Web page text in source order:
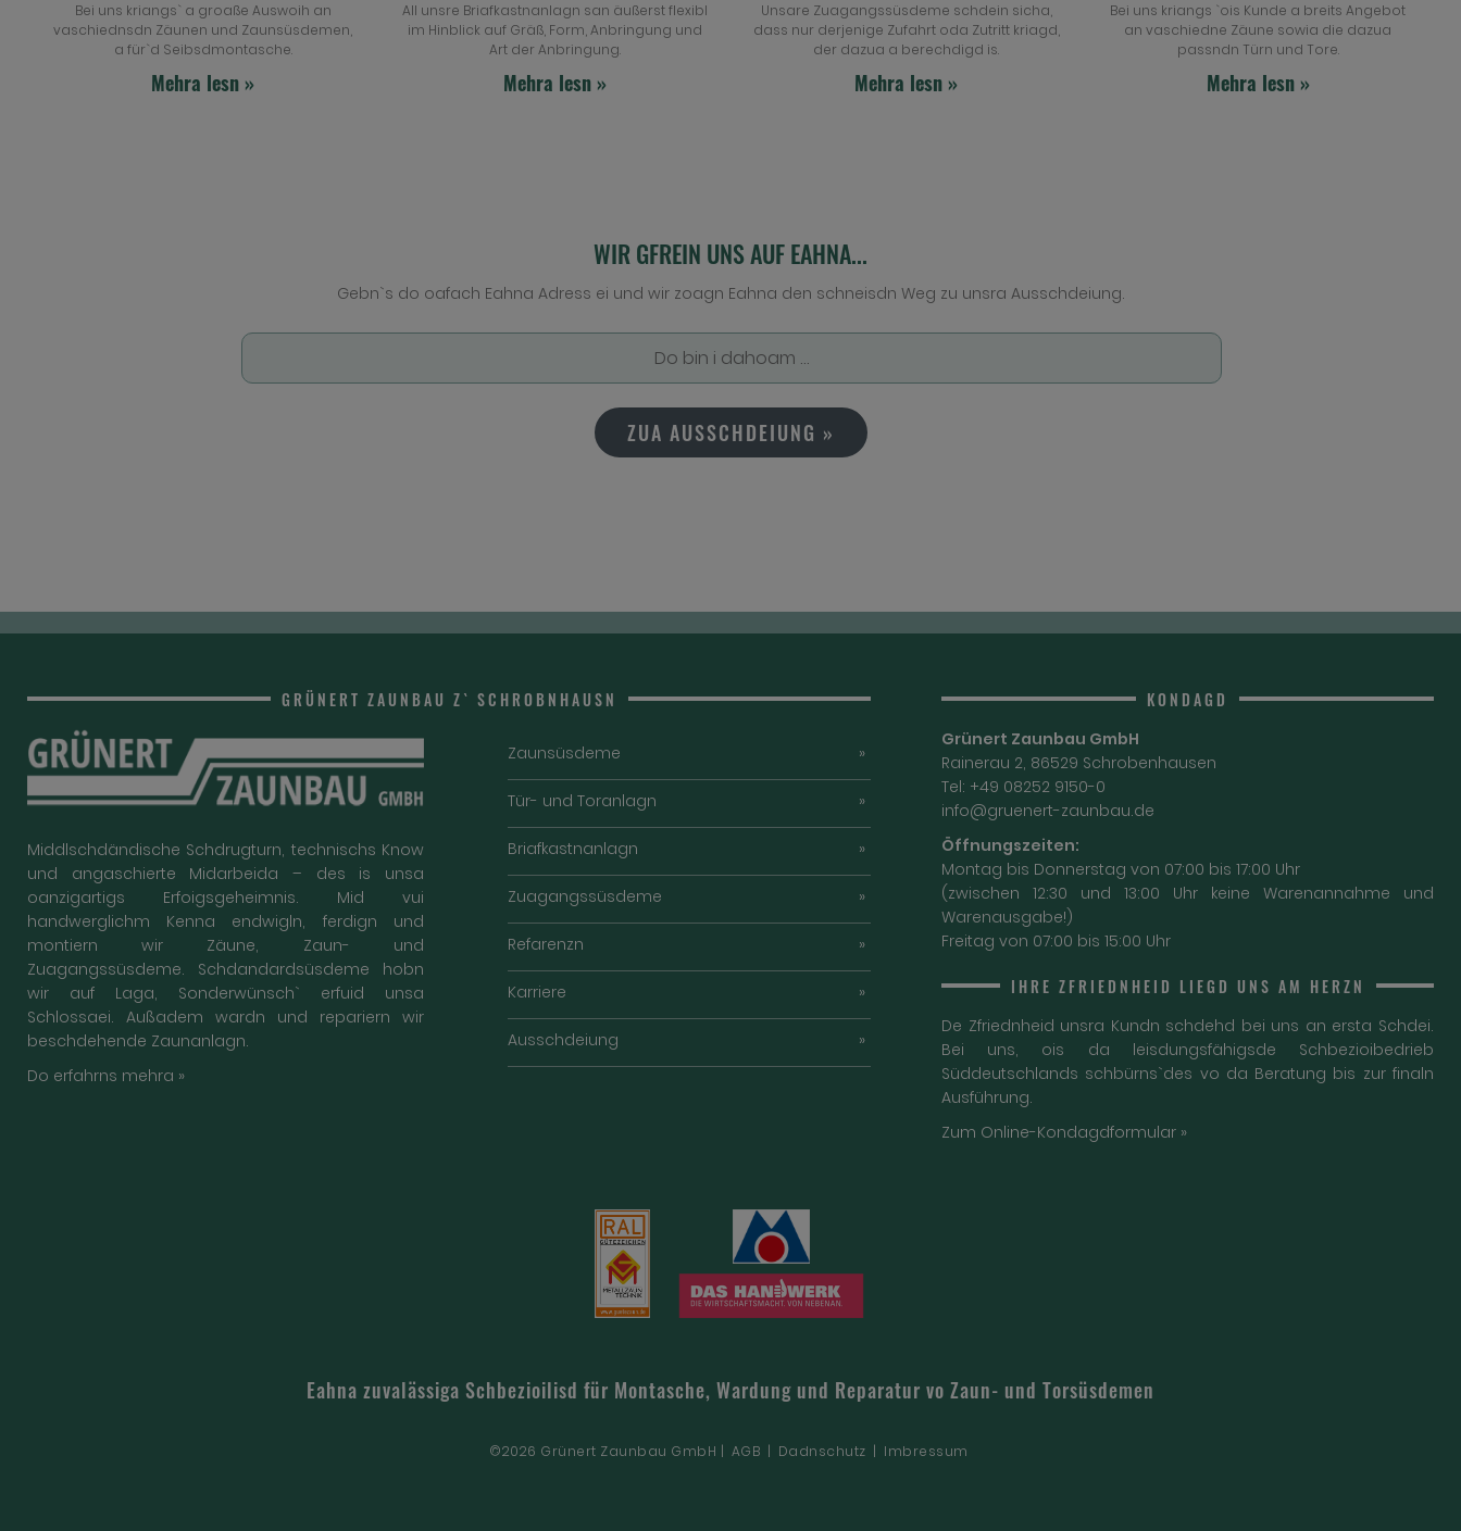
Bei uns kriangs` a groaße Auswoih an
vaschiednsdn Zäunen und Zaunsüsdemen,
a für`d Seibsdmontasche.
Mehra lesn »
All unsre Briafkastnanlagn san äußerst flexibl
im Hinblick auf Gräß, Form, Anbringung und
Art der Anbringung.
Mehra lesn »
Unsare Zuagangssüsdeme schdein sicha,
dass nur derjenige Zufahrt oda Zutritt kriagd,
der dazua a berechdigd is.
Mehra lesn »
Bei uns kriangs `ois Kunde a breits Angebot
an vaschiedne Zäune sowia die dazua
passndn Türn und Tore.
Mehra lesn »
WIR GFREIN UNS AUF EAHNA...
Gebn`s do oafach Eahna Adress ei und wir zoagn Eahna den schneisdn Weg zu unsra Ausschdeiung.
ZUA AUSSCHDEIUNG »
GRÜNERT ZAUNBAU Z` SCHROBNHAUSN
Middlschdändische Schdrugturn, technischs Know
und angaschierte Midarbeida – des is unsa
oanzigartigs Erfoigsgeheimnis. Mid vui
handwerglichm Kenna endwigln, ferdign und
montiern wir Zäune, Zaun- und
Zuagangssüsdeme. Schdandardsüsdeme hobn
wir auf Laga, Sonderwünsch` erfuid unsa
Schlossaei. Außadem wardn und repariern wir
beschdehende Zaunanlagn.
Do erfahrns mehra »
Zaunsüsdeme
Tür- und Toranlagn
Briafkastnanlagn
Zuagangssüsdeme
Refarenzn
Karriere
Ausschdeiung
KONDAGD
Grünert Zaunbau GmbH
Rainerau 2, 86529 Schrobenhausen
Tel: +49 08252 9150-0
info@gruenert-zaunbau.de
Öffnungszeiten:
Montag bis Donnerstag von 07:00 bis 17:00 Uhr
(zwischen 12:30 und 13:00 Uhr keine Warenannahme und
Warenausgabe!)
Freitag von 07:00 bis 15:00 Uhr
IHRE ZFRIEDNHEID LIEGD UNS AM HERZN
De Zfriednheid unsra Kundn schdehd bei uns an ersta Schdei.
Bei uns, ois da leisdungsfähigsde Schbezioibedrieb
Süddeutschlands schbürns`des vo da Beratung bis zur finaln
Ausführung.
Zum Online-Kondagdformular »
Eahna zuvalässiga Schbezioilisd für Montasche, Wardung und Reparatur vo Zaun- und Torsüsdemen
©2026 Grünert Zaunbau GmbH | AGB | Dadnschutz | Imbressum